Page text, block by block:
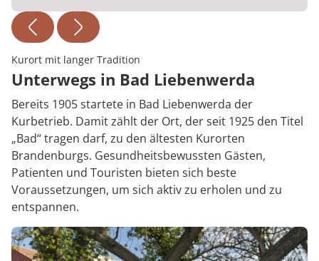
Kurort mit langer Tradition
Unterwegs in Bad Liebenwerda
Bereits 1905 startete in Bad Liebenwerda der
Kurbetrieb. Damit zählt der Ort, der seit 1925 den Titel
„Bad“ tragen darf, zu den ältesten Kurorten
Brandenburgs. Gesundheitsbewussten Gästen,
Patienten und Touristen bieten sich beste
Voraussetzungen, um sich aktiv zu erholen und zu
entspannen.